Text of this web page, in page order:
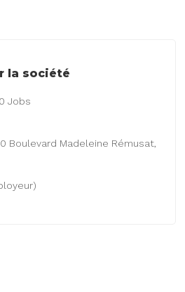
la société
0 Jobs
Boulevard Madeleine Rémusat,